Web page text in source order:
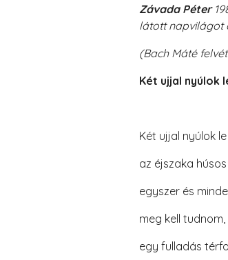
Závada Péter
látott napvilágot
(Bach Máté
Két ujjal nyúlok
Két ujjal nyúlok
az éjszaka
egyszer és
meg kell
egy fulladás